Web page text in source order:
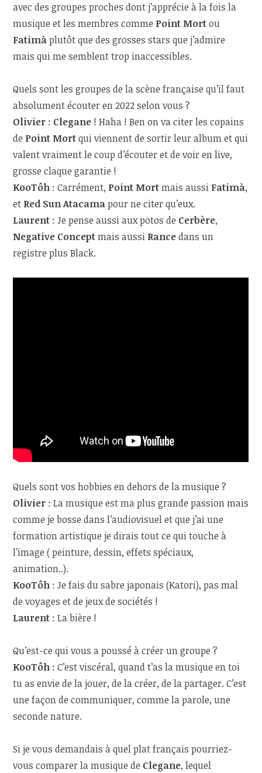
avec des groupes proches dont j’apprécie à la fois la
musique et les membres comme Point Mortou
Fatimàplutôt que des grosses stars que j’admire
mais qui me semblent trop inaccessibles.
Quels sont les groupes de la scène française qu’il faut
absolument écouter en 2022 selon vous ?
Olivier : Clegane ! Haha ! Ben on va citer les copains
de Point Mortqui viennent de sortir leur album et qui
valent vraiment le coup d’écouter et de voir en live,
grosse claque garantie !
KooTôh : Carrément, Point Mortmais aussi Fatimà,
et Red Sun Atacamapour ne citer qu’eux.
Laurent : Je pense aussi aux potos de Cerbère,
Negative Conceptmais aussi Rancedans un
registre plus Black.
Quels sont vos hobbies en dehors de la musique ?
Olivier : La musique est ma plus grande passion mais
comme je bosse dans l’audiovisuel et que j’ai une
formation artistique je dirais tout ce qui touche à
l’image ( peinture, dessin, effets spéciaux,
animation..).
KooTôh : Je fais du sabre japonais (Katori), pas mal
de voyages et de jeux de sociétés !
Laurent : La bière !
Qu’est-ce qui vous a poussé à créer un groupe ?
KooTôh : C’est viscéral, quand t’as la musique en toi
tu as envie de la jouer, de la créer, de la partager. C’est
une façon de communiquer, comme la parole, une
seconde nature.
Si je vous demandais à quel plat français pourriez-
vous comparer la musique de Clegane, lequel